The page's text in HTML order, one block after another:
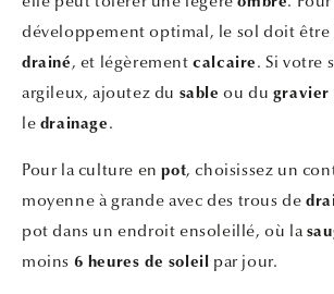
développement optimal, le sol doit être
drainé , et légèrementcalcaire . Si votre
argileux, ajoutez du sable ou du gravier
le drainage .
Pour la culture enpot, choisissez un
moyenne à grande avec des trous de
pot dans un endroit ensoleillé, où la
moins 6 heures de soleil par jour.